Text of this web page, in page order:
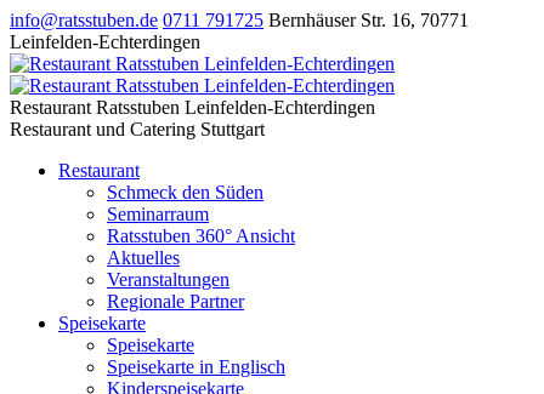
info@ratsstuben.de 0711 791725 Bernhäuser Str. 16, 70771
Leinfelden-Echterdingen
Restaurant Ratsstuben Leinfelden-Echterdingen
Restaurant und Catering Stuttgart
Restaurant
Schmeck den Süden
Seminarraum
Ratsstuben 360° Ansicht
Aktuelles
Veranstaltungen
Regionale Partner
Speisekarte
Speisekarte
Speisekarte in Englisch
Kinderspeisekarte